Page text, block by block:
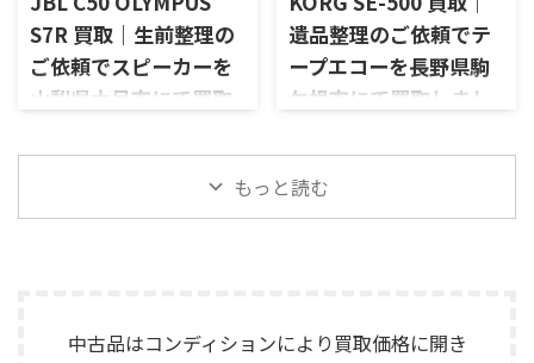
し状態、入力切替、ボリュー
ム、トーンコントロール、フォ
ノ入力、スピーカー出力、Pre
Out、Main Amp入力、外観コ
品：SANSUI AU-D907 LIMITED
メーカー：SANSUI / 山水 / ...
式のコントロールアンプで、左
右チャンネルの音出し、入力
切替、ボリューム、トーンコン
トロール、MMフォノ入力、バ
がら査定いたしました。 買取
商品：McIntosh C712 メーカ
S7R 買取｜生前整理の
ご依頼でスピーカーを
山梨県大月市にて買取
いJBLの大型スピーカー「C50
OLYMPUS S7R」を出張買取さ
いとのご相談をいただいたも
遺品整理のご依頼でテ
ープエコーを長野県駒
ケ根市にて買取しまし
伴いKORGのテープエコー
「SE-500 Stage Echo」を出張
ご家族様より「価値があるも
もっと読む
中古品はコンディションにより買取価格に開き